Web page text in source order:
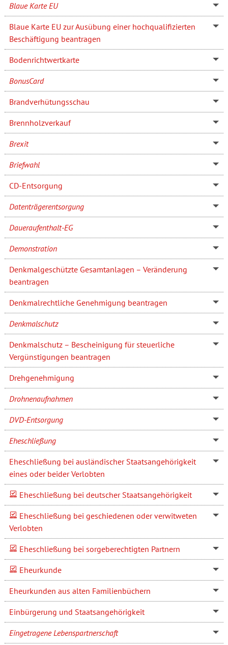
Blaue Karte EU
Blaue Karte EU zur Ausübung einer hochqualifizierten
Beschäftigung beantragen
Bodenrichtwertkarte
BonusCard
Brandverhütungsschau
Brennholzverkauf
Brexit
Briefwahl
CD-Entsorgung
Datenträgerentsorgung
Daueraufenthalt-EG
Demonstration
Denkmalgeschützte Gesamtanlagen – Veränderung
beantragen
Denkmalrechtliche Genehmigung beantragen
Denkmalschutz
Denkmalschutz – Bescheinigung für steuerliche
Vergünstigungen beantragen
Drehgenehmigung
Drohnenaufnahmen
DVD-Entsorgung
Eheschließung
Eheschließung bei ausländischer Staatsangehörigkeit
eines oder beider Verlobten
Eheschließung bei deutscher Staatsangehörigkeit
Eheschließung bei geschiedenen oder verwitweten
Verlobten
Eheschließung bei sorgeberechtigten Partnern
Eheurkunde
Eheurkunden aus alten Familienbüchern
Einbürgerung und Staatsangehörigkeit
Eingetragene Lebenspartnerschaft